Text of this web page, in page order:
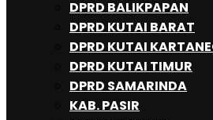
DPRD BALIKPAPAN
DPRD KUTAI BARAT
DPRD KUTAI
DPRD KUTAI TIMUR
DPRD SAMARINDA
KAB. PASIR